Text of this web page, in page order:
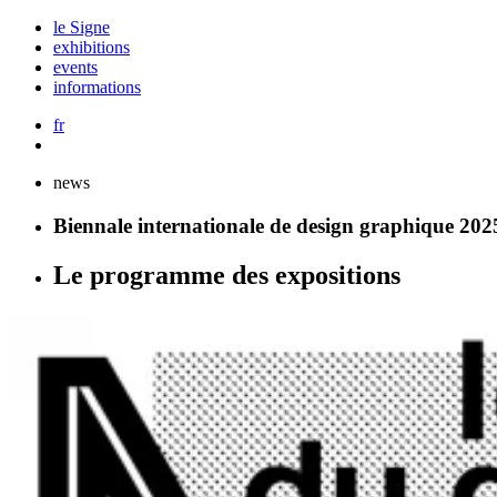
le Signe
exhibitions
events
informations
fr
news
Biennale internationale de design graphique
Le programme des expositions